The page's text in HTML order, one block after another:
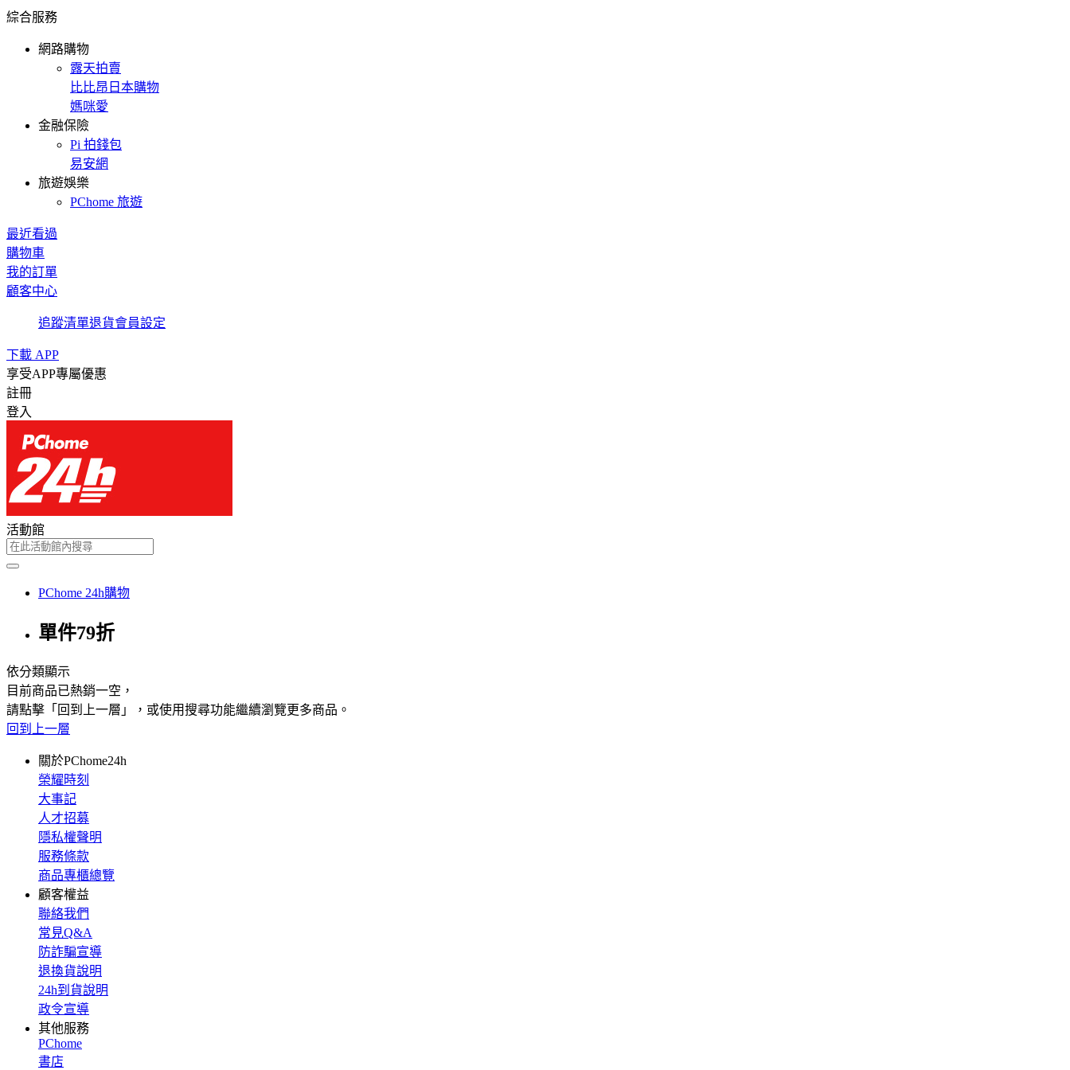
綜合服務
網路購物
露天拍賣
比比昂日本購物
媽咪愛
金融保險
Pi 拍錢包
易安網
旅遊娛樂
PChome 旅遊
最近看過
購物車
我的訂單
顧客中心
追蹤清單退貨會員設定
下載 APP
享受APP專屬優惠
註冊
登入
活動館
PChome 24h購物
單件79折
依分類顯示
目前商品已熱銷一空，
請點擊「回到上一層」，或使用搜尋功能繼續瀏覽更多商品。
回到上一層
關於PChome24h
榮耀時刻
大事記
人才招募
隱私權聲明
服務條款
商品專櫃總覽
顧客權益
聯絡我們
常見Q&A
防詐騙宣導
退換貨說明
24h到貨說明
政令宣導
其他服務
PChome
書店